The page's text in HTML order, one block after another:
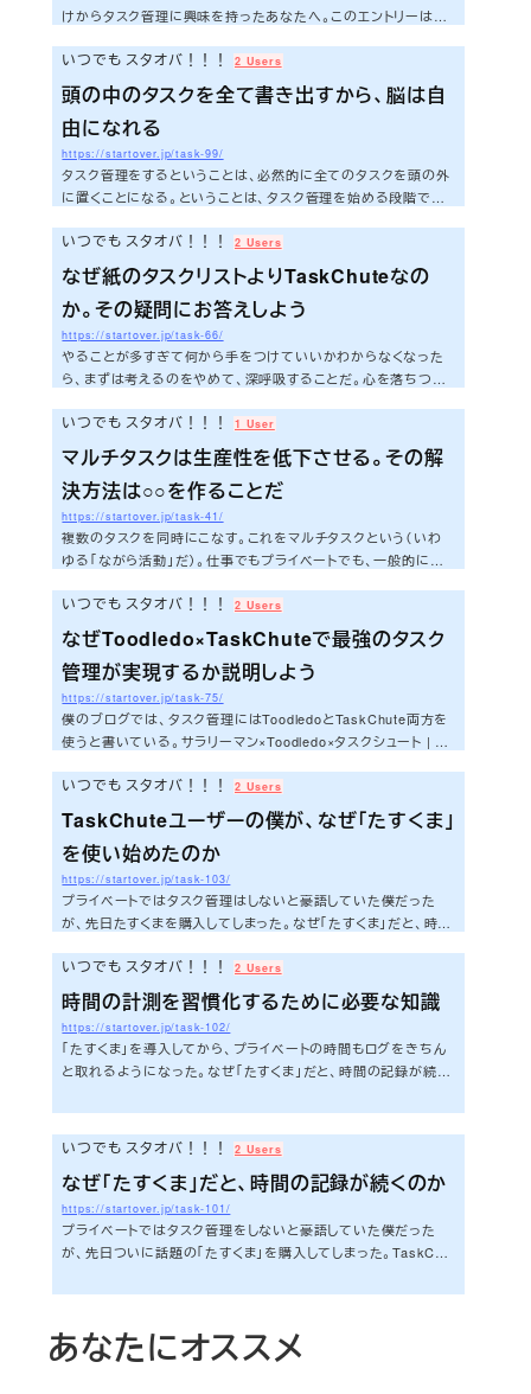
けからタスク管理に興味を持ったあなたへ。このエントリーはそ
るタスク管理手法をそのまま惜しみなく書いているからだ。仲間
のサポートによりついに実現した念願のタスク管理勉強会。そこ
で僕が説明したかった手法。それを今日はエントリーにまとめて
みた。ミスチルの「youthful days」を聞きながらお届けしよう。
さあ、今日も早速いってみよう！！！全体概要まずこの説明が
必要だろう。これから何をしよう...
いつでも スタオバ！！！ 2 Users
頭の中のタスクを全て書き出すから、脳は自
由になれる
https://startover.jp/task-99/
タスク管理をするということは、必然的に全てのタスクを頭の外
に置くことになる。ということは、タスク管理を始める段階では、
からスタートするということだ。とんでもない作業だと思うだろ
うか？僕もタスク管理を始める前はそう思っていた。デビット・ア
レンの「ストレスフリーの整理術」を初めて読んだ時は「そんなめ
んどくさいこと、できるわけないだろう」。そう思ったのを今でも
鮮明に覚えている。はじめてのGTD ストレスフリーの整理術pos
ted with amazlet at 15.01....
いつでも スタオバ！！！ 2 Users
なぜ紙のタスクリストよりTaskChuteなの
か。その疑問にお答えしよう
https://startover.jp/task-66/
やることが多すぎて何から手をつけていいかわからなくなった
ら、まずは考えるのをやめて、深呼吸することだ。心を落ちつけ
のことは忘れていい。今だけを見るのだ。それでも何から手をつ
けるかわからないなら、やるべきことをリストアップしたあと、今
すぐやること以外はすべて線を引いて消してしまおう。最近読ん
だグレッグ・マキューン著のエッセンシャル思考からの引用だ。こ
の手法は素晴らしいと思う。是非やるべきだ。ただし、紙を使っ
てやるのであればTaskChuteを使っ...
いつでも スタオバ！！！ 1 User
マルチタスクは生産性を低下させる。その解
決方法は○○を作ることだ
https://startover.jp/task-41/
複数のタスクを同時にこなす。これをマルチタスクという（いわ
ゆる「ながら活動」だ）。仕事でもプライベートでも、一般的には
つの疑問が生じる。本当にマルチタスクは効果的なのだろうか。
僕の意見を紹介しよう。マルチタスクは脳のエネルギー消費が激
しすぎる机の上が汚い。机の上に複数のタスクが置いてある。そ
れだけで集中力は分散する。これは誰もが実感したことがあるの
ではないだろうか。「ああ、あれもやらなきゃ。これもやらなき
ゃ」状態だ。目の前のタスクに集...
いつでも スタオバ！！！ 2 Users
なぜToodledo×TaskChuteで最強のタスク
管理が実現するか説明しよう
https://startover.jp/task-75/
僕のブログでは、タスク管理にはToodledoとTaskChute両方を
使うと書いている。サラリーマン×Toodledo×タスクシュート | い
はダメなのか？という疑問もあると思う。それがだめなのだ。今
日はその理由にお答えしよう。さぁ、今日もいってみよう！まず
オープンリストとクローズドリストという概念を理解するオープン
リストとクローズドリストという概念はご存知だろうか。最近読ん
だ「マンガでわかる！タスクシュート時間術<超入門>」でも以下
のように記載がある。「今日...
いつでも スタオバ！！！ 2 Users
TaskChuteユーザーの僕が、なぜ「たすくま」
を使い始めたのか
https://startover.jp/task-103/
プライベートではタスク管理はしないと豪語していた僕だった
が、先日たすくまを購入してしまった。なぜ「たすくま」だと、時間
たのかって？いや、別に衝動買いでは、、、ない。きちんと理由が
あるのだ。今日はそのへんをきちんと説明させてほしい。という
ことで、このテーマで今日はいってみようと思う。さぁ、今日もさ
っそくいってみよう！！！きっかけは、jMatsuzakiさんのセミナ
ー先日エントリーに書いたjMatsuzakiさんのセミナーがきっかけ
となったのは間違いない。あ...
いつでも スタオバ！！！ 2 Users
時間の計測を習慣化するために必要な知識
https://startover.jp/task-102/
「たすくま」を導入してから、プライベートの時間もログをきちん
と取れるようになった。なぜ「たすくま」だと、時間の記録が続く
りやすさもその要因の一つなのだが、昨日もう一つ、上手くいく
ようになった要因に気づいた。一体それは何なのか。今日はこれ
をテーマに書いてみようと思う。さぁ、今日も早速いってみよ
う！！！たすくまを導入したら訪れた変化仕事ではTaskChute
を使って1分単位でモレなく時間を計測する僕は、プライベート
の時間の効率化には興味がなかった。...
いつでも スタオバ！！！ 2 Users
なぜ「たすくま」だと、時間の記録が続くのか
https://startover.jp/task-101/
プライベートではタスク管理をしないと豪語していた僕だった
が、先日ついに話題の「たすくま」を購入してしまった。TaskChu
スタオバ！！！なぜか。それはおいおい説明するとして、使い始
った。全然違和感がない。そしてやはりというか、たすくまを使い
始めたらプライベートの時間ログが正確に取れるようになった。
あなたにオススメ